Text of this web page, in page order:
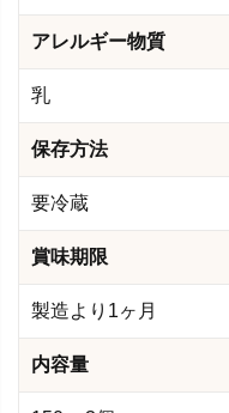
アレルギー物質
乳
保存方法
要冷蔵
賞味期限
製造より1ヶ月
内容量